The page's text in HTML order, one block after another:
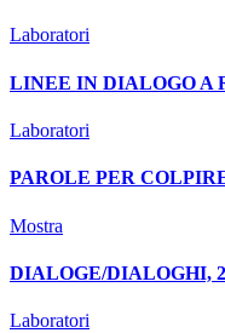
Laboratori
LINEE IN DIALOGO A
Laboratori
PAROLE PER
Mostra
DIALOGE/DIALOGHI,
Laboratori